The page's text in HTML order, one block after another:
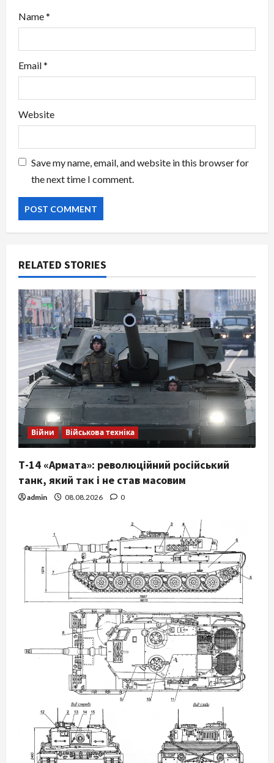
Name*
Email*
Website
Save my name, email, and website in this browser for
the next time I comment.
RELATED STORIES
Війни Військова техніка
Т-14 «Армата»: революційний російський
танк, який так і не став масовим
admin 08.08.2026 0